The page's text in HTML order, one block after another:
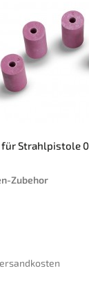
Strahlpistole
Zubehor